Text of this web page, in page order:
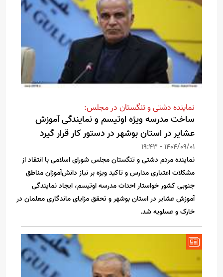
نماینده دشتی و تنگستان در مجلس:
ساخت مدرسه ویژه اوتیسم و نمایندگی آموزش
عشایر در استان بوشهر در دستور کار قرار گیرد
1404/09/01 - 19:43
نماینده مردم دشتی و تنگستان مجلس شورای اسلامی با انتقاد از
مشکلات اعتباری مدارس و تاکید ویژه بر نیاز دانش‌آموزان مناطق
جنوبی کشور خواستار احداث مدرسه اوتیسم، ایجاد نمایندگی
آموزش عشایر در استان بوشهر و تحقق مزایای ماندگاری معلمان در
خارک و عسلویه شد.